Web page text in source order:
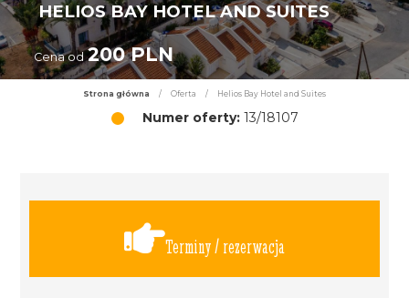
HELIOS BAY HOTEL AND SUITES
Cena od 200 PLN
Strona główna / Oferta / Helios Bay Hotel and Suites
Numer oferty:13/18107
Terminy / rezerwacja